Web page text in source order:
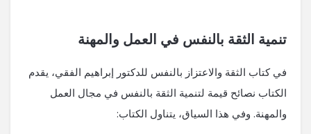
تنمية الثقة بالنفس في العمل والمهنة
في كتاب الثقة والاعتزاز بالنفس للدكتور إبراهيم الفقي، يقدم
الكتاب نصائح قيمة لتنمية الثقة بالنفس في مجال العمل
والمهنة. وفي هذا السياق، يتناول الكتاب: